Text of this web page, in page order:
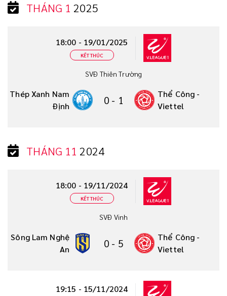
THÁNG 1 2025
18:00 - 19/01/2025
KẾT THÚC
SVĐ Thiên Trường
Thép Xanh Nam
Định
0 - 1
Thể Công -
Viettel
THÁNG 11 2024
18:00 - 19/11/2024
KẾT THÚC
SVĐ Vinh
Sông Lam Nghệ
An
0 - 5
Thể Công -
Viettel
19:15 - 15/11/2024